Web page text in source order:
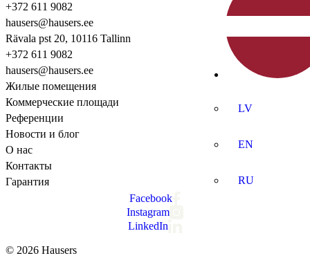
LV
EN
RU
+372 611 9082
hausers@hausers.ee
Rävala pst 20, 10116 Tallinn
+372 611 9082
hausers@hausers.ee
Жилые помещения
Коммерческие площади
Референции
Новости и блог
О нас
Контакты
Гарантия
Facebook
Instagram
LinkedIn
© 2026 Hausers